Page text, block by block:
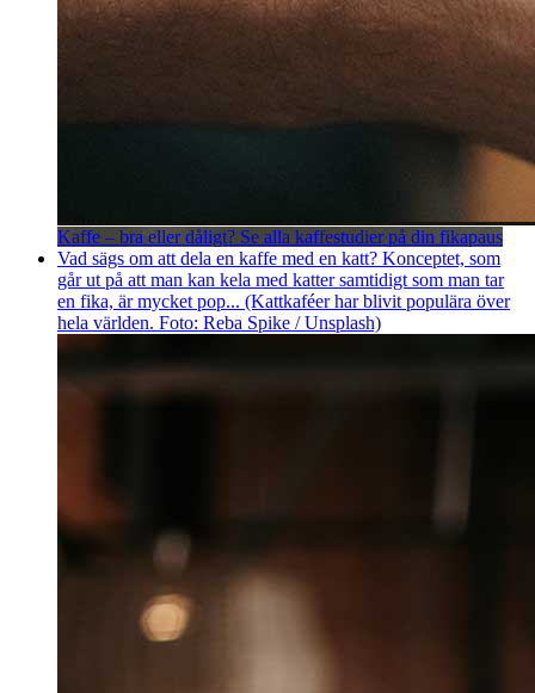
Kaffe – bra eller dåligt? Se alla kaffestudier på din fikapaus
Vad sägs om att dela en kaffe med en katt? Konceptet, som
går ut på att man kan kela med katter samtidigt som man tar
en fika, är mycket pop... (Kattkaféer har blivit populära över
hela världen. Foto: Reba Spike / Unsplash)